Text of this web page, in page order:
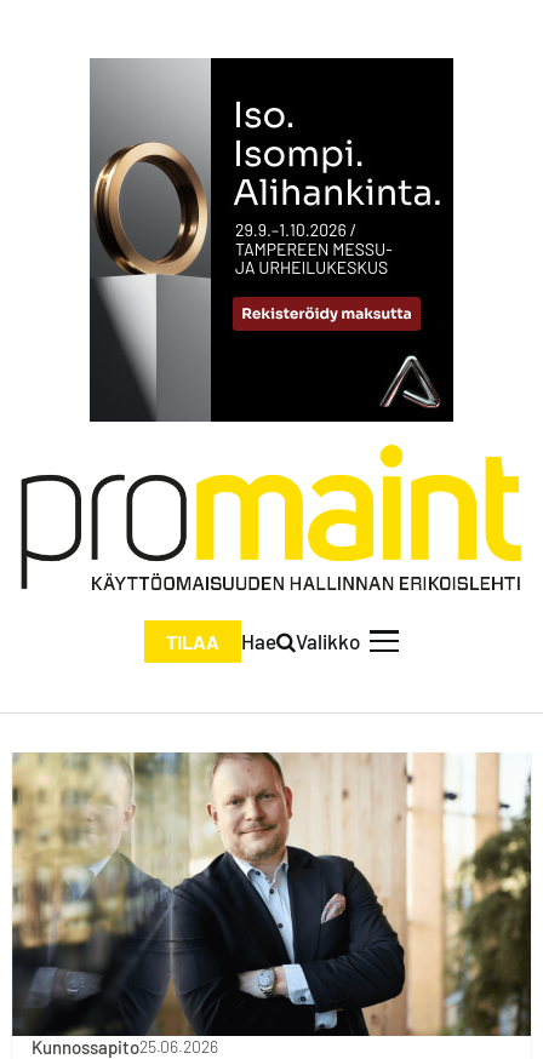
TILAA Hae Valikko
Kunnossapito25.06.2026